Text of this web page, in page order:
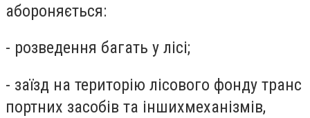
абороняється:
- розведення багать у лісі;
- заїзд на територію лісового фонду транс
портних засобів та іншихмеханізмів,